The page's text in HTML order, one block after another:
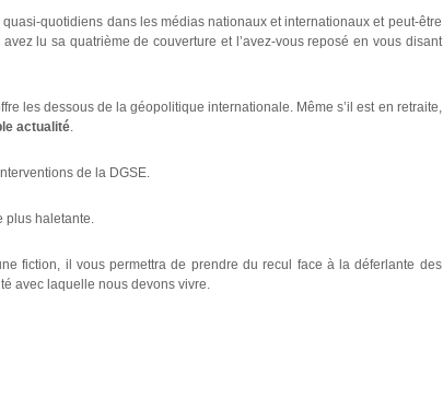
quasi-quotidiens dans les médias nationaux et internationaux et peut-être
lu sa quatrième de couverture et l’avez-vous reposé en vous disant
les dessous de la géopolitique internationale. Même s’il est en retraite,
actualité
de la DGSE.
plus haletante.
fiction, il vous permettra de prendre du recul face à la déferlante des
avec laquelle nous devons vivre.